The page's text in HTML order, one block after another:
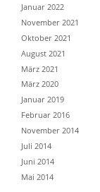
Januar 2022
November 2021
Oktober 2021
August 2021
März 2021
März 2020
Januar 2019
Februar 2016
November 2014
Juli 2014
Juni 2014
Mai 2014